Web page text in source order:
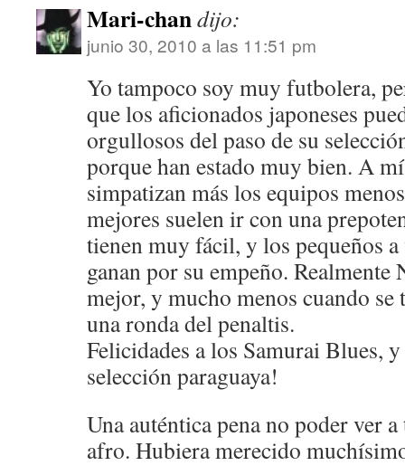
Mari-chandijo:
junio 30, 2010 a las 11:51 pm
Yo tampoco soy muy futbolera,
que los aficionados japoneses
orgullosos del paso de su
porque han estado muy bien. A
simpatizan más los equipos
mejores suelen ir con una
tienen muy fácil, y los pequeños a
ganan por su empeño. Realmente
mejor, y mucho menos cuando
una ronda del penaltis.
Felicidades a los Samurai Blues,
selección paraguaya!
Una auténtica pena no poder ver
afro. Hubiera merecido